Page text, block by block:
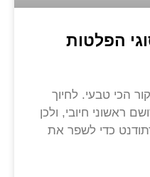
הפלטות
הכי טבעי. לחיוך
ראשוני חיובי, ולכן
כדי לשפר את